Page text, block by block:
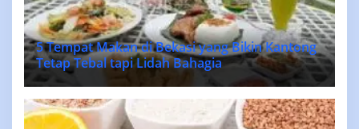
5 Tempat Makan di Bekasi yang Bikin Kantong
Tetap Tebal tapi Lidah Bahagia